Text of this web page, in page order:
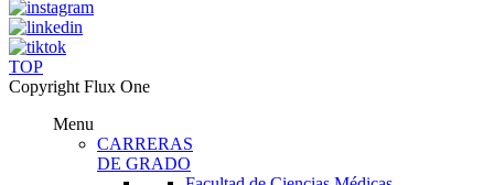
TOP
Copyright Flux One
Menu
CARRERAS
DE GRADO